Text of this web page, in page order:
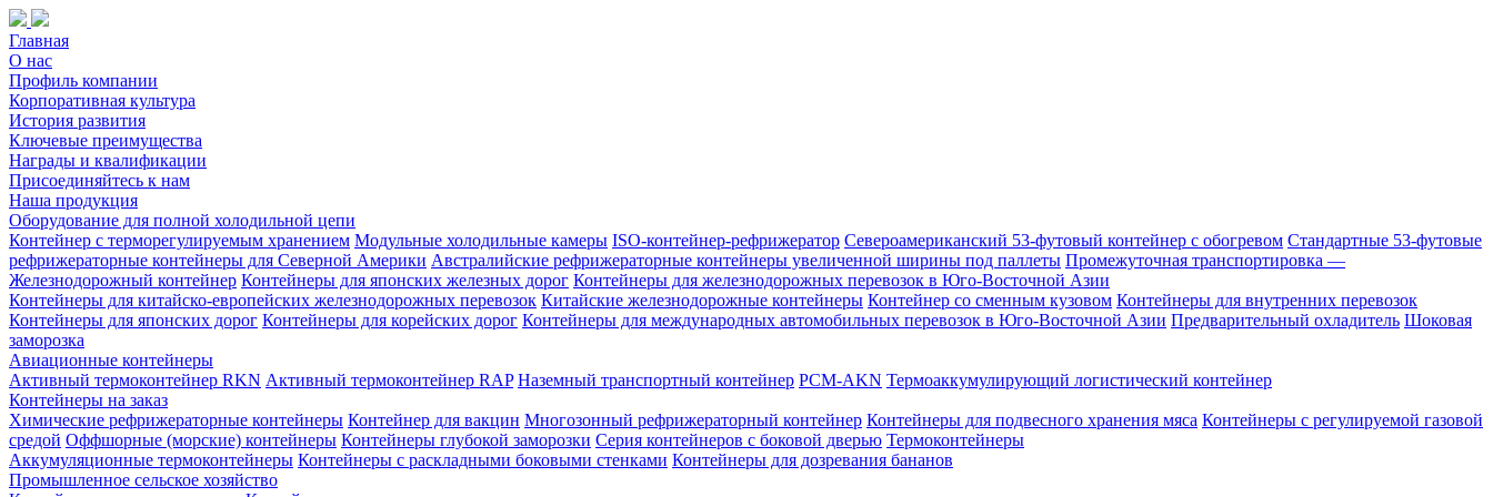
Главная
О нас
Профиль компании
Корпоративная культура
История развития
Ключевые преимущества
Награды и квалификации
Присоединяйтесь к нам
Наша продукция
Оборудование для полной холодильной цепи
Контейнер с терморегулируемым хранением Модульные холодильные камеры ISO-контейнер-рефрижератор Североамериканский 53-футовый контейнер с обогревом Стандартные 53-футовые
рефрижераторные контейнеры для Северной Америки Австралийские рефрижераторные контейнеры увеличенной ширины под паллеты Промежуточная транспортировка —
Железнодорожный контейнер Контейнеры для японских железных дорог Контейнеры для железнодорожных перевозок в Юго-Восточной Азии
Контейнеры для китайско-европейских железнодорожных перевозок Китайские железнодорожные контейнеры Контейнер со сменным кузовом Контейнеры для внутренних перевозок
Контейнеры для японских дорог Контейнеры для корейских дорог Контейнеры для международных автомобильных перевозок в Юго-Восточной Азии Предварительный охладитель Шоковая
заморозка
Авиационные контейнеры
Активный термоконтейнер RKN Активный термоконтейнер RAP Наземный транспортный контейнер PCM-AKN Термоаккумулирующий логистический контейнер
Контейнеры на заказ
Химическиe рефрижераторныe контейнеры Контейнер для вакцин Многозонный рефрижераторный контейнер Контейнеры для подвесного хранения мяса Контейнеры с регулируемой газовой
средой Оффшорныe (морскиe) контейнеры Контейнеры глубокой заморозки Серия контейнеров с боковой дверью Термоконтейнеры
Аккумуляционные термоконтейнеры Контейнеры с раскладными боковыми стенками Контейнеры для дозревания бананов
Промышленное сельское хозяйство